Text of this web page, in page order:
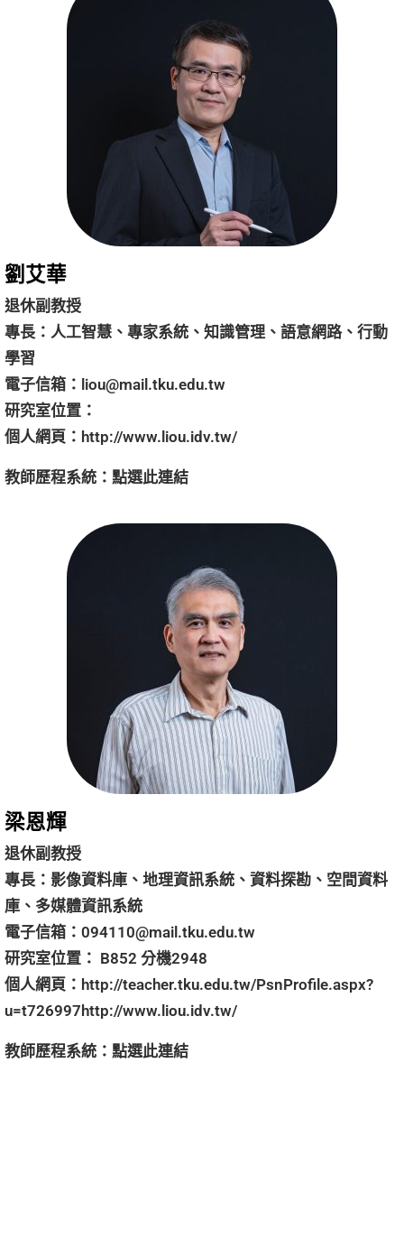
劉艾華
退休副教授
專長：人工智慧、專家系統、知識管理、語意網路、行動
學習
電子信箱： liou@mail.tku.edu.tw
研究室位置：
個人網頁： http://www.liou.idv.tw/
教師歷程系統： 點選此連結
梁恩輝
退休副教授
專長：影像資料庫、地理資訊系統、資料探勘、空間資料
庫、多媒體資訊系統
電子信箱： 094110@mail.tku.edu.tw
研究室位置： B852 分機2948
個人網頁： http://teacher.tku.edu.tw/PsnProfile.aspx?
u=t726997http://www.liou.idv.tw/
教師歷程系統： 點選此連結